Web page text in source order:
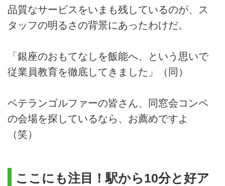
品質なサービスをいまも残しているのが、ス
タッフの明るさの背景にあったわけだ。
「銀座のおもてなしを飯能へ、という思いで
従業員教育を徹底してきました」（同）
ベテランゴルファーの皆さん、同窓会コンペ
の会場を探しているなら、お薦めですよ
（笑）
ここにも注目！駅から10分と好ア